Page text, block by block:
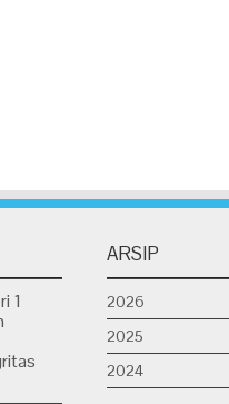
1
ARSIP
2026
2025
2024